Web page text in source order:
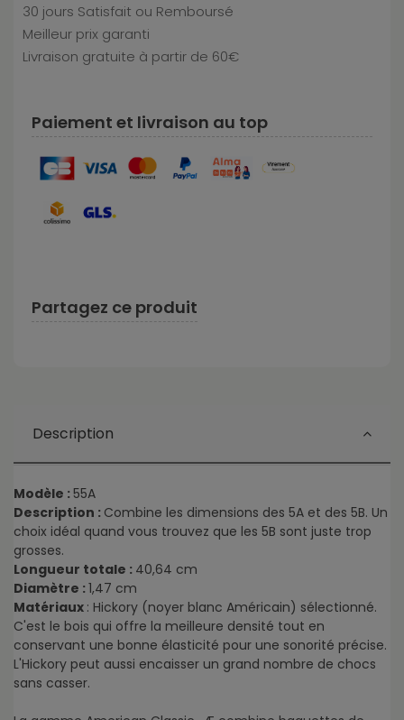
30 jours Satisfait ou Remboursé
Meilleur prix garanti
Livraison gratuite à partir de 60€
Paiement et livraison au top
Partagez ce produit
Description
Modèle :55A
Description : Combine les dimensions des 5A et des 5B. Un
choix idéal quand vous trouvez que les 5B sont juste trop
grosses.
Longueur totale : 40,64 cm
Diamètre :1,47 cm
Matériaux : Hickory (noyer blanc Américain) sélectionné.
C'est le bois qui offre la meilleure densité tout en
conservant une bonne élasticité pour une sonorité précise.
L'Hickory peut aussi encaisser un grand nombre de chocs
sans casser.